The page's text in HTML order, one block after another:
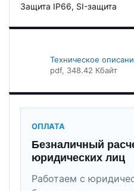
Защита IP66, SI-защита
Техническое
pdf, 348.42 Кбайт
ОПЛАТА
Безналичный
юридических лиц
Работаем с